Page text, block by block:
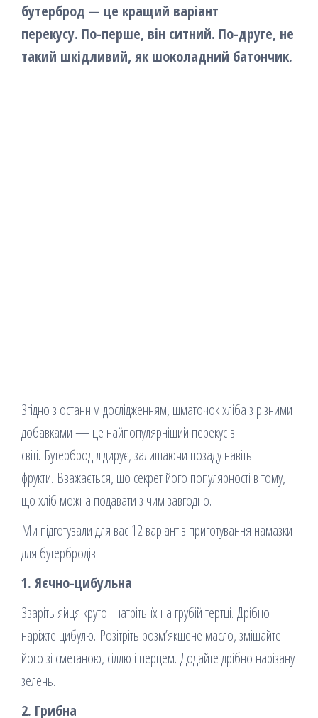
бутерброд — це кращий варіант
перекусу. По-перше, він ситний. По-друге, не
такий шкідливий, як шоколадний батончик.
Згідно з останнім дослідженням, шматочок хліба з різними
добавками — це найпопулярніший перекус в
світі. Бутерброд лідирує, залишаючи позаду навіть
фрукти. Вважається, що секрет його популярності в тому,
що хліб можна подавати з чим завгодно.
Ми підготували для вас 12 варіантів приготування намазки
для бутербродів
1. Яєчно-цибульна
Зваріть яйця круто і натріть їх на грубій тертці. Дрібно
наріжте цибулю. Розітріть розм’якшене масло, змішайте
його зі сметаною, сіллю і перцем. Додайте дрібно нарізану
зелень.
2. Грибна